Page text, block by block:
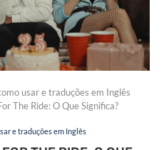
usar e traduções em Inglês
The Ride: O Que Significa?
e traduções em Inglês